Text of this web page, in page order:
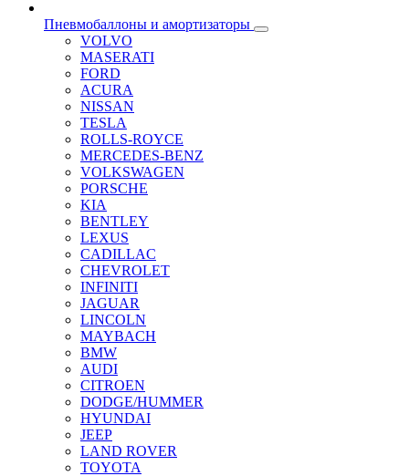
Пневмобаллоны и амортизаторы
VOLVO
MASERATI
FORD
ACURA
NISSAN
TESLA
ROLLS-ROYCE
MERCEDES-BENZ
VOLKSWAGEN
PORSCHE
KIA
BENTLEY
LEXUS
CADILLAC
CHEVROLET
INFINITI
JAGUAR
LINCOLN
MAYBACH
BMW
AUDI
CITROEN
DODGE/HUMMER
HYUNDAI
JEEP
LAND ROVER
TOYOTA